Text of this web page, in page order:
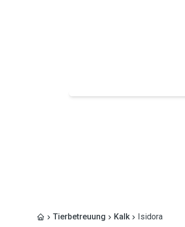
Tierbetreuung Kalk Isidora